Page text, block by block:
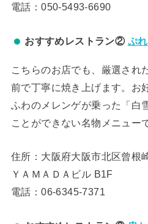
電話：050-5493-6690
おすすめレストラン② ぷ
こちらのお店でも、厳選され
前で丁寧に焼き上げます。お
ふわのメレンゲが乗った「白
ことができない名物メニュー
住所：大阪府大阪市北区曾根
ＹＡＭＡＤＡビル B1F
電話：06-6345-7371